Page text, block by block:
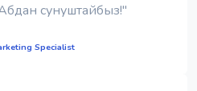
сунуштайбыз!"
Specialist